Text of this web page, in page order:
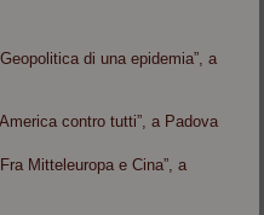
di una epidemia”, a
contro tutti”, a Padova
Mitteleuropa e Cina”, a